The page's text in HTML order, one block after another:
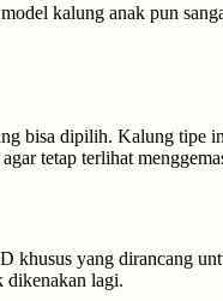
kalung anak pun
bisa dipilih. Kalung tipe
tetap terlihat
khusus yang dirancang
dikenakan lagi.